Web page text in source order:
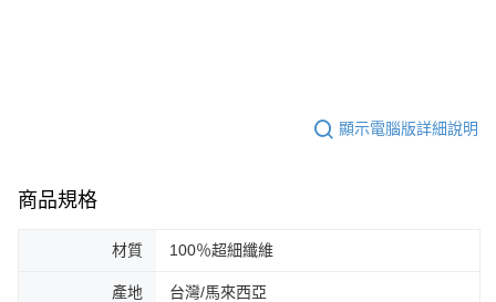
顯示電腦版詳細說明
商品規格
材質 100％超細纖維
產地 台灣/馬來西亞